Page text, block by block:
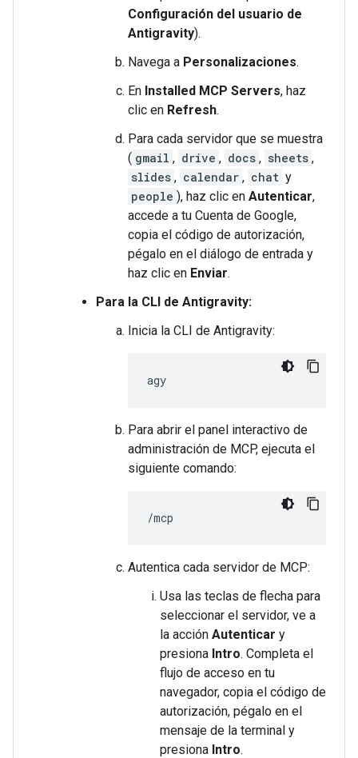
Configuración del usuario de
Antigravity).
Navega a Personalizaciones.
En Installed MCP Servers, haz
clic en Refresh.
Para cada servidor que se muestra
( gmail , drive , docs , sheets ,
slides , calendar , chat y
people ), haz clic en Autenticar,
accede a tu Cuenta de Google,
copia el código de autorización,
pégalo en el diálogo de entrada y
haz clic en Enviar.
Para la CLI de Antigravity:
Inicia la CLI de Antigravity:
Para abrir el panel interactivo de
administración de MCP, ejecuta el
siguiente comando:
Autentica cada servidor de MCP:
Usa las teclas de flecha para
seleccionar el servidor, ve a
la acción Autenticar y
presiona Intro. Completa el
flujo de acceso en tu
navegador, copia el código de
autorización, pégalo en el
mensaje de la terminal y
presiona Intro.